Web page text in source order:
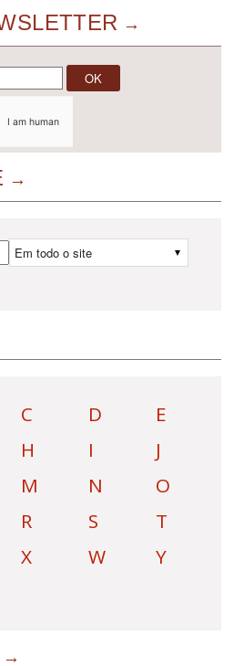
C D
E
H I
J
M N
O
R S
T
X W
Y